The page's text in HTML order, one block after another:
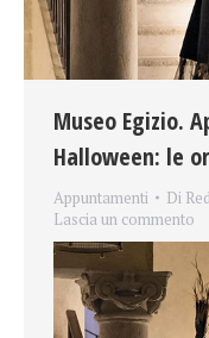
Museo Egizio.
Halloween: le
Appuntamenti Di
Lascia un commento